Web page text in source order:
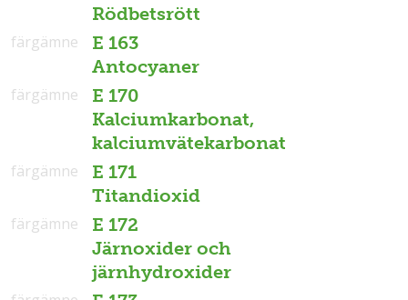
Rödbetsrött
E 163
Antocyaner
färgämne
E 170
Kalciumkarbonat,
kalciumvätekarbonat
färgämne
E 171
Titandioxid
färgämne
E 172
Järnoxider och
järnhydroxider
färgämne